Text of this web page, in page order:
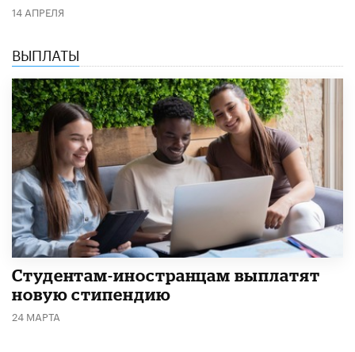
14 АПРЕЛЯ
ВЫПЛАТЫ
Студентам-иностранцам выплатят
новую стипендию
24 МАРТА